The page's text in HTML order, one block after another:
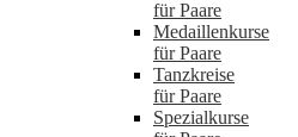
für Paare
Medaillenkurse
für Paare
Tanzkreise
für Paare
Spezialkurse